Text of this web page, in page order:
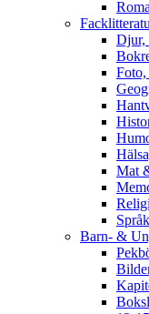
Djur,
Mat
Barn- &